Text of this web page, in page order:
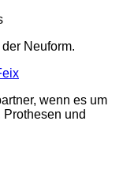
Neuform.
wenn es um
und